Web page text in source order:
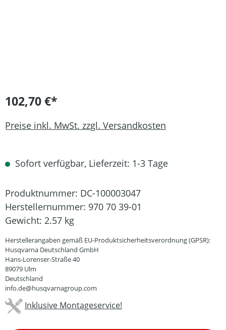
102,70 €*
Preise inkl. MwSt. zzgl. Versandkosten
Sofort verfügbar, Lieferzeit: 1-3 Tage
Produktnummer: DC-100003047
Herstellernummer: 970 70 39-01
Gewicht: 2.57 kg
Herstellerangaben gemäß EU-Produktsicherheitsverordnung (GPSR):
Husqvarna Deutschland GmbH
Hans-Lorenser-Straße 40
89079 Ulm
Deutschland
info.de@husqvarnagroup.com
Inklusive Montageservice!